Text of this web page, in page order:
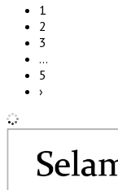
1
2
3
…
5
›